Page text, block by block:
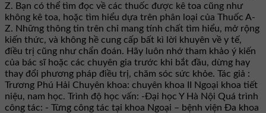
Z. Bạn có thể tìm đọc về các thuốc được kê toa cũng như
không kê toa, hoặc tìm hiểu dựa trên phân loại của Thuốc A-
Z. Những thông tin trên chỉ mang tính chất tìm hiểu, mở rộng
kiến thức, và không hề cung cấp bất kì lời khuyên về y tế,
điều trị cũng như chẩn đoán. Hãy luôn nhớ tham khảo ý kiến
của bác sĩ hoặc các chuyên gia trước khi bắt đầu, dừng hay
thay đổi phương pháp điều trị, chăm sóc sức khỏe. Tác giả :
Trương Phú Hải Chuyên khoa: chuyên khoa II Ngoại khoa tiết
niệu, nam học. Trình độ học vấn: -Đại học Y Hà Nội Quá trình
công tác: - Từng công tác tại khoa Ngoại – bệnh viện Đa khoa